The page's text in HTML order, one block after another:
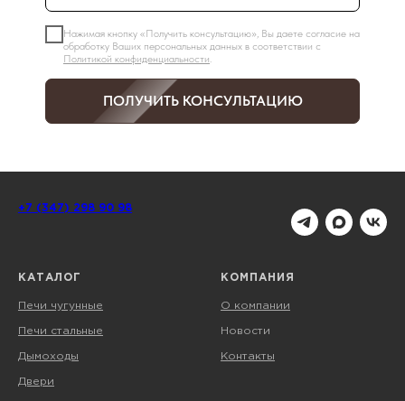
Нажимая кнопку «Получить консультацию», Вы даете согласие на
обработку Ваших персональных данных в соответствии с
Политикой конфиденциальности.
ПОЛУЧИТЬ КОНСУЛЬТАЦИЮ
+7 (347) 298 90 98
КАТАЛОГ
Печи чугунные
Печи стальные
Дымоходы
Двери
КОМПАНИЯ
О компании
Новости
Контакты